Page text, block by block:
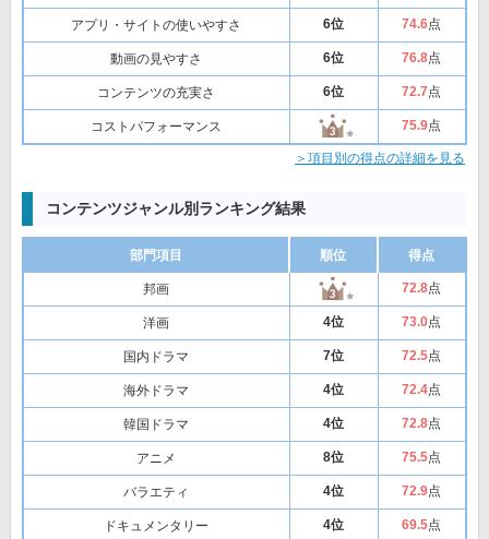
アプリ・サイトの使いやすさ 6位 74.6点
動画の見やすさ 6位 76.8点
コンテンツの充実さ 6位 72.7点
コストパフォーマンス 75.9点
＞項目別の得点の詳細を見る
コンテンツジャンル別ランキング結果
部門項目 順位 得点
邦画 72.8点
洋画 4位 73.0点
国内ドラマ 7位 72.5点
海外ドラマ 4位 72.4点
韓国ドラマ 4位 72.8点
アニメ 8位 75.5点
バラエティ 4位 72.9点
ドキュメンタリー 4位 69.5点